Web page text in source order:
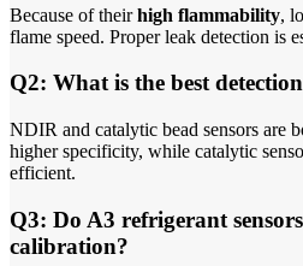
Because of their high flammability,
flame speed. Proper leak detection is
Q2: What is the best
NDIR and catalytic bead sensors are
higher specificity, while catalytic
efficient.
Q3: Do A3 refrigerant
calibration?